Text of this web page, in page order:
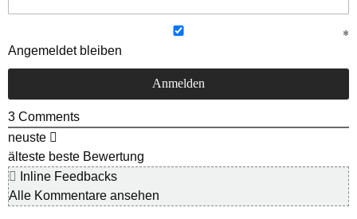
Angemeldet bleiben
3 Comments
neuste
älteste beste Bewertung
Inline Feedbacks
Alle Kommentare ansehen